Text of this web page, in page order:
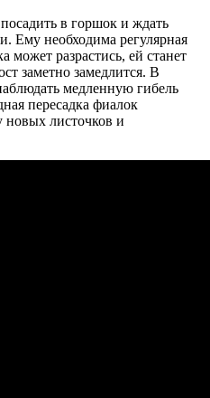
в горшок и ждать
Ему необходима регулярная
может разрастись, ей станет
заметно замедлится. В
медленную гибель
пересадка фиалок
новых листочков и